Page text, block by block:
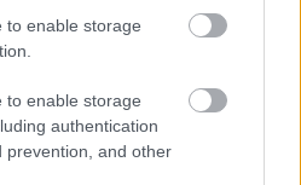
to enable storage
to enable storage
authentication
prevention, and other
tehet tönkre ez a
az emberek nem
a napot, pedig az
ez a legrosszabb reggeli